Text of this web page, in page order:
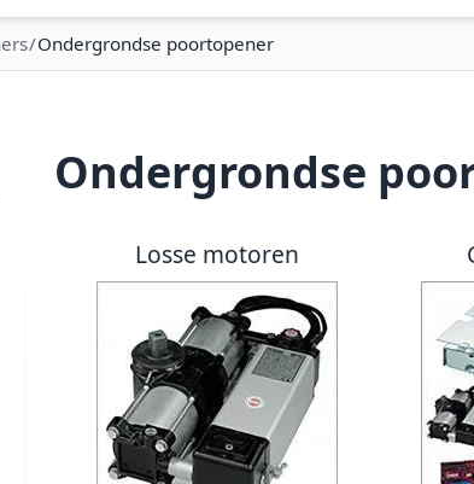
Ondergrondse poortopener
Ondergrondse
Losse motoren